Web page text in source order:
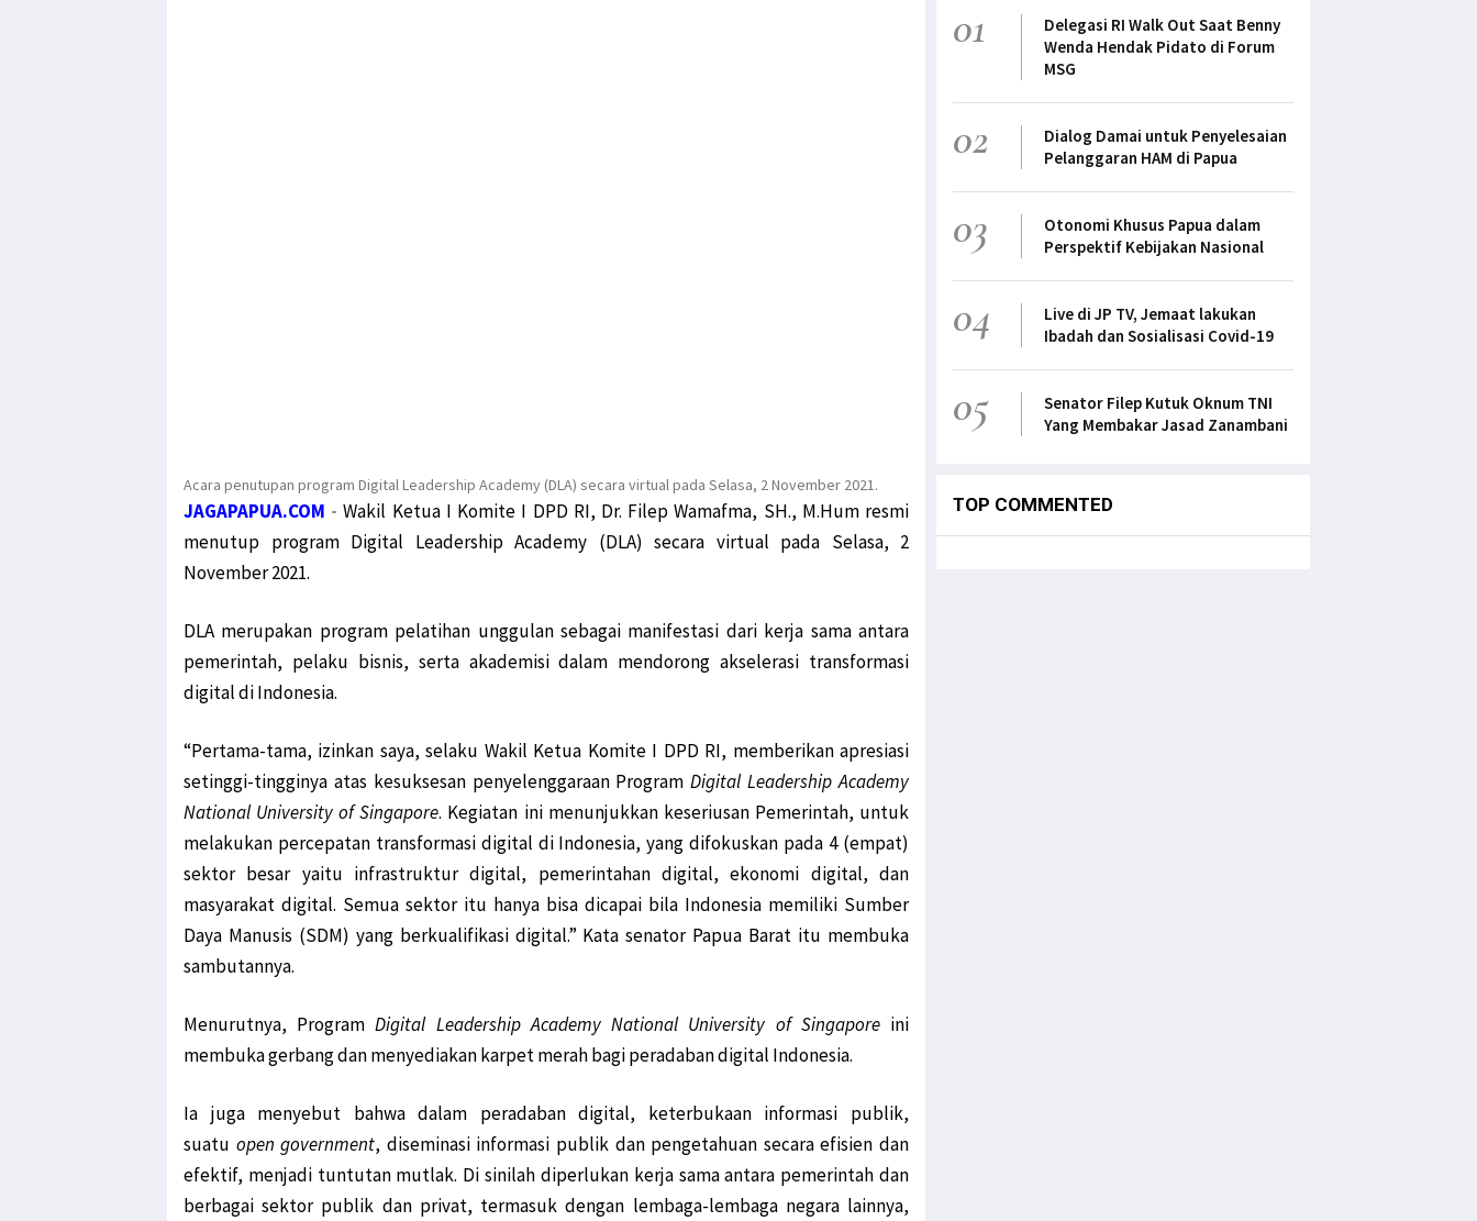
Acara penutupan program Digital Leadership Academy (DLA) secara virtual pada Selasa, 2 November 2021.
JAGAPAPUA.COM -Wakil Ketua I Komite I DPD RI, Dr. Filep Wamafma, SH., M.Hum resmi
menutup program Digital Leadership Academy (DLA) secara virtual pada Selasa, 2
November 2021.
DLA merupakan program pelatihan unggulan sebagai manifestasi dari kerja sama antara
pemerintah, pelaku bisnis, serta akademisi dalam mendorong akselerasi transformasi
digital di Indonesia.
“Pertama-tama, izinkan saya, selaku Wakil Ketua Komite I DPD RI, memberikan apresiasi
setinggi-tingginya atas kesuksesan penyelenggaraan ProgramDigital Leadership Academy
National University of Singapore. Kegiatan ini menunjukkan keseriusan Pemerintah, untuk
melakukan percepatan transformasi digital di Indonesia, yang difokuskan pada 4 (empat)
sektor besar yaitu infrastruktur digital, pemerintahan digital, ekonomi digital, dan
masyarakat digital. Semua sektor itu hanya bisa dicapai bila Indonesia memiliki Sumber
Daya Manusis (SDM) yang berkualifikasi digital.” Kata senator Papua Barat itu membuka
sambutannya.
Menurutnya, ProgramDigital Leadership Academy National University of Singapore ini
membuka gerbang dan menyediakan karpet merah bagi peradaban digital Indonesia.
Ia juga menyebut bahwa dalam peradaban digital, keterbukaan informasi publik,
suatu open government, diseminasi informasi publik dan pengetahuan secara efisien dan
efektif, menjadi tuntutan mutlak. Di sinilah diperlukan kerja sama antara pemerintah dan
berbagai sektor publik dan privat, termasuk dengan lembaga-lembaga negara lainnya,
01
Delegasi RI Walk Out Saat Benny
Wenda Hendak Pidato di Forum
MSG
02
Dialog Damai untuk Penyelesaian
Pelanggaran HAM di Papua
03
Otonomi Khusus Papua dalam
Perspektif Kebijakan Nasional
04
Live di JP TV, Jemaat lakukan
Ibadah dan Sosialisasi Covid-19
05
Senator Filep Kutuk Oknum TNI
Yang Membakar Jasad Zanambani
TOP COMMENTED